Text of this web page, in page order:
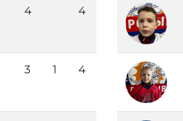
4 4
3 1 4